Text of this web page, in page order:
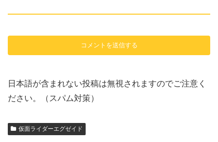
日本語が含まれない投稿は無視されますのでご注意く
ださい。（スパム対策）
仮面ライダーエグゼイド